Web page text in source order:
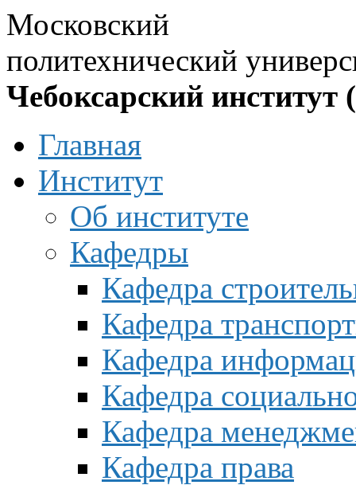
Московский
политехнический
Чебоксарский институт
Главная
Институт
Об институте
Кафедры
Кафедра
Кафедра
Кафедра
Кафедра
Кафедра
Кафедра права